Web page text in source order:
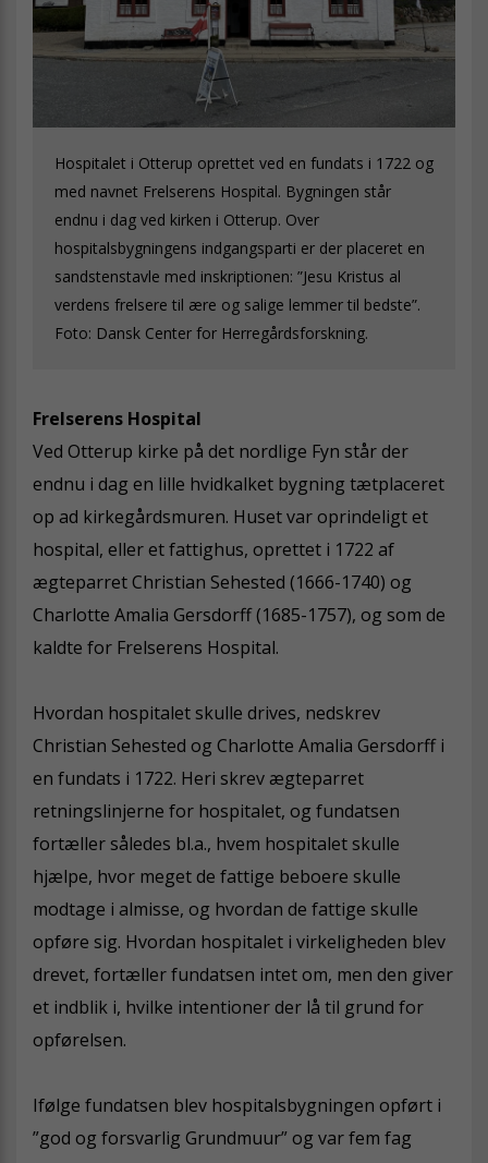
Hospitalet i Otterup oprettet ved en fundats i 1722 og
med navnet Frelserens Hospital. Bygningen står
endnu i dag ved kirken i Otterup. Over
hospitalsbygningens indgangsparti er der placeret en
sandstenstavle med inskriptionen: ”Jesu Kristus al
verdens frelsere til ære og salige lemmer til bedste”.
Foto: Dansk Center for Herregårdsforskning.
Frelserens Hospital
Ved Otterup kirke på det nordlige Fyn står der
endnu i dag en lille hvidkalket bygning tætplaceret
op ad kirkegårdsmuren. Huset var oprindeligt et
hospital, eller et fattighus, oprettet i 1722 af
ægteparret Christian Sehested (1666-1740) og
Charlotte Amalia Gersdorff (1685-1757), og som de
kaldte for Frelserens Hospital.
Hvordan hospitalet skulle drives, nedskrev
Christian Sehested og Charlotte Amalia Gersdorff i
en fundats i 1722. Heri skrev ægteparret
retningslinjerne for hospitalet, og fundatsen
fortæller således bl.a., hvem hospitalet skulle
hjælpe, hvor meget de fattige beboere skulle
modtage i almisse, og hvordan de fattige skulle
opføre sig. Hvordan hospitalet i virkeligheden blev
drevet, fortæller fundatsen intet om, men den giver
et indblik i, hvilke intentioner der lå til grund for
opførelsen.
Ifølge fundatsen blev hospitalsbygningen opført i
”god og forsvarlig Grundmuur” og var fem fag